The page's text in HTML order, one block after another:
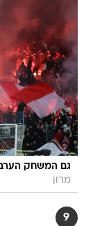
גם המשחק הערב
מרון
9